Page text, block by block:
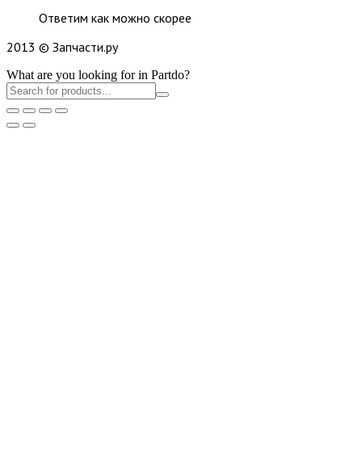
Ответим как можно скорее
2013 © Запчасти.ру
What are you looking for in Partdo?